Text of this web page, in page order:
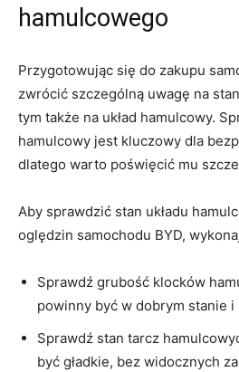
hamulcowego
Przygotowując się‌ do‍ zakupu
zwrócić ⁢szczególną uwagę⁣ na
tym także na układ hamulcowy.
hamulcowy jest kluczowy dla
dlatego warto poświęcić mu
Aby sprawdzić stan układu
oględzin samochodu BYD,
Sprawdź grubość klocków
powinny być ​w dobrym stanie
Sprawdź stan tarcz
być gładkie, bez widocznych